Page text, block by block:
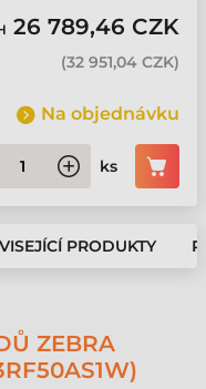
26 789,46 CZK
(32 951,04 CZK)
Na objednávku
ks
PRODUKTY
ZEBRA